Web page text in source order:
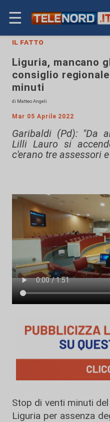
☰
il fatto
Liguria, mancano
consiglio
minuti
di Matteo Angeli
Mar 05 Aprile 2022
Garibaldi (Pd): "Da
Lilli Lauro si
c'erano tre assessori
Stop di venti minuti
Liguria per assenza